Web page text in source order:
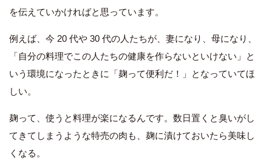
を伝えていかければと思っています。
例えば、今 20 代や 30 代の人たちが、妻になり、母になり、
「自分の料理でこの人たちの健康を作らないといけない」と
いう環境になったときに「麹って便利だ！」となっていてほ
しい。
麹って、使うと料理が楽になるんです。数日置くと臭いがし
てきてしまうような特売の肉も、麹に漬けておいたら美味し
くなる。